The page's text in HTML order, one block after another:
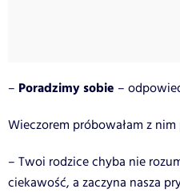
– Poradzimy sobie –
Wieczorem próbowałam z
– Twoi rodzice chyba nie
ciekawość, a zaczyna nasza